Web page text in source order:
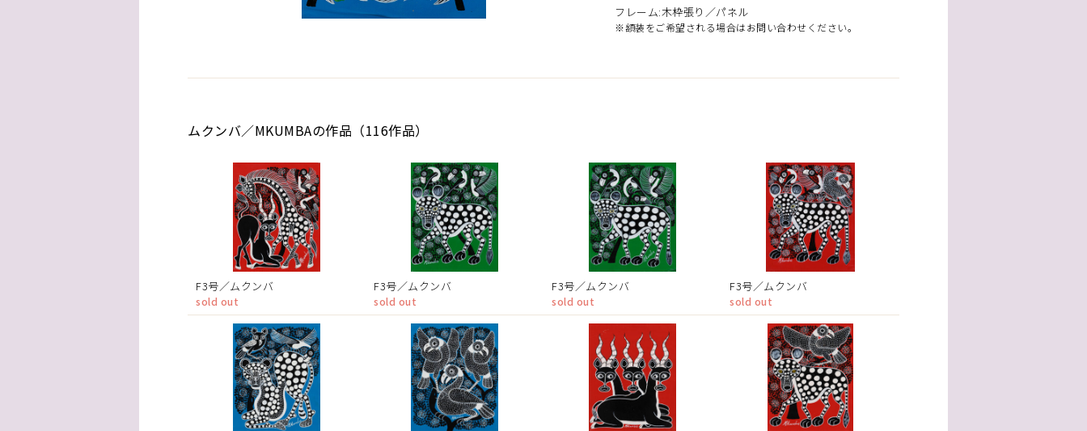
フレーム:木枠張り／パネル
※額装をご希望される場合はお問い合わせください。
ムクンバ／MKUMBAの作品（116作品）
F3号／ムクンバ
sold out
F3号／ムクンバ
sold out
F3号／ムクンバ
sold out
F3号／ムクンバ
sold out